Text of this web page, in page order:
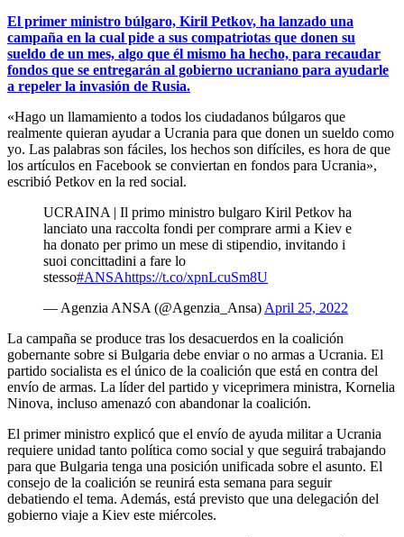
El primer ministro búlgaro, Kiril Petkov, ha lanzado una
campaña en la cual pide a sus compatriotas que donen su
sueldo de un mes, algo que él mismo ha hecho, para recaudar
fondos que se entregarán al gobierno ucraniano para ayudarle
a repeler la invasión de Rusia.
«Hago un llamamiento a todos los ciudadanos búlgaros que
realmente quieran ayudar a Ucrania para que donen un sueldo como
yo. Las palabras son fáciles, los hechos son difíciles, es hora de que
los artículos en Facebook se conviertan en fondos para Ucrania»,
escribió Petkov en la red social.
UCRAINA | Il primo ministro bulgaro Kiril Petkov ha
lanciato una raccolta fondi per comprare armi a Kiev e
ha donato per primo un mese di stipendio, invitando i
suoi concittadini a fare lo
stesso#ANSAhttps://t.co/xpnLcuSm8U
— Agenzia ANSA (@Agenzia_Ansa) April 25, 2022
La campaña se produce tras los desacuerdos en la coalición
gobernante sobre si Bulgaria debe enviar o no armas a Ucrania. El
partido socialista es el único de la coalición que está en contra del
envío de armas. La líder del partido y viceprimera ministra, Kornelia
Ninova, incluso amenazó con abandonar la coalición.
El primer ministro explicó que el envío de ayuda militar a Ucrania
requiere unidad tanto política como social y que seguirá trabajando
para que Bulgaria tenga una posición unificada sobre el asunto. El
consejo de la coalición se reunirá esta semana para seguir
debatiendo el tema. Además, está previsto que una delegación del
gobierno viaje a Kiev este miércoles.